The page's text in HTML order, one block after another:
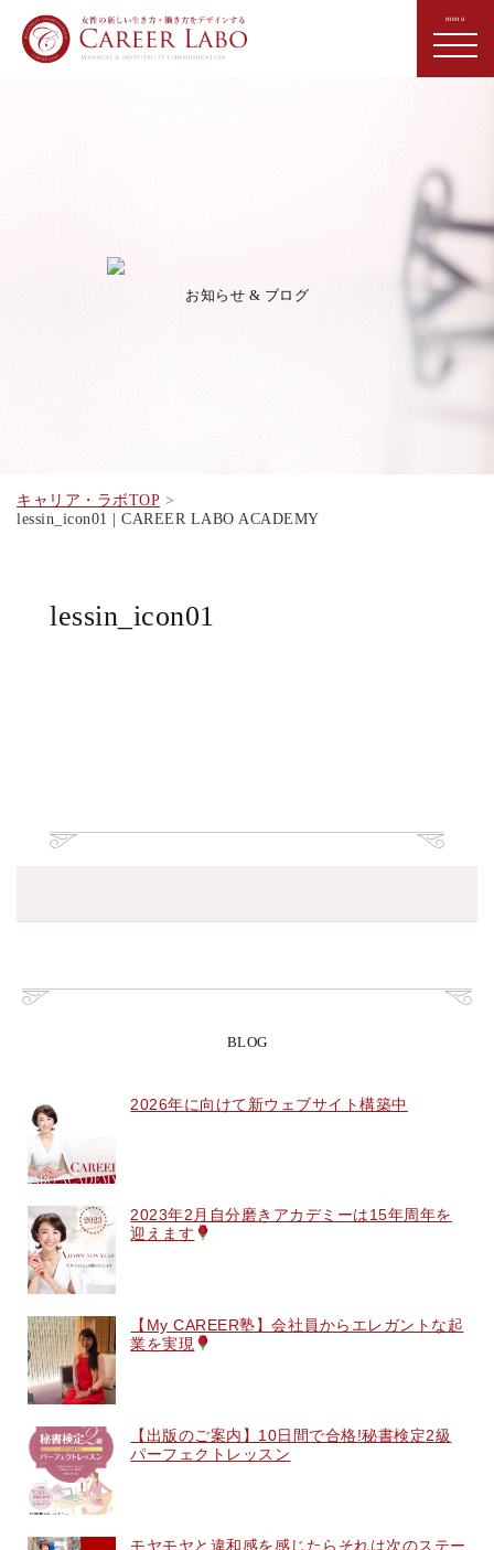
お知らせ & ブログ
キャリア・ラボTOP
lessin_icon01 | CAREER LABO ACADEMY
lessin_icon01
BLOG
2026年に向けて新ウェブサイト構築中
2023年2月自分磨きアカデミーは15年周年を
迎えます
【My CAREER塾】会社員からエレガントな起
業を実現
【出版のご案内】10日間で合格!秘書検定2級
パーフェクトレッスン
モヤモヤと違和感を感じたらそれは次のステー